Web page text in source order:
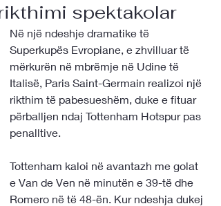
spektakolar
Në një ndeshje dramatike të
Superkupës Evropiane, e zhvilluar të
mërkurën në mbrëmje në Udine të
Italisë, Paris Saint-Germain realizoi një
rikthim të pabesueshëm, duke e fituar
përballjen ndaj Tottenham Hotspur pas
penalltive.
Tottenham kaloi në avantazh me golat
e Van de Ven në minutën e 39-të dhe
Romero në të 48-ën. Kur ndeshja dukej